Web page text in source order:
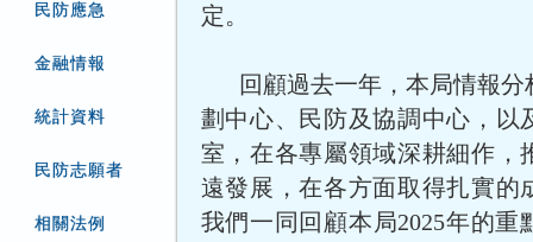
民防應急
金融情報
統計資料
民防志願者
相關法例
定。
回顧過去一年，本局情報
劃中心、民防及協調中心，以
室，在各專屬領域深耕細作，
遠發展，在各方面取得扎實的
我們一同回顧本局2025年的重